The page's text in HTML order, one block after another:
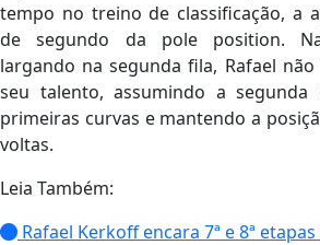
tempo no treino de classificação, a
de segundo da pole position.
largando na segunda fila, Rafael
seu talento, assumindo a segunda
primeiras curvas e mantendo a
voltas.
Leia Também:
Rafael Kerkoff encara 7ª e 8ª